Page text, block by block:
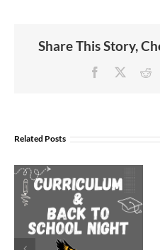
Share This Story,
Facebook
Related Posts